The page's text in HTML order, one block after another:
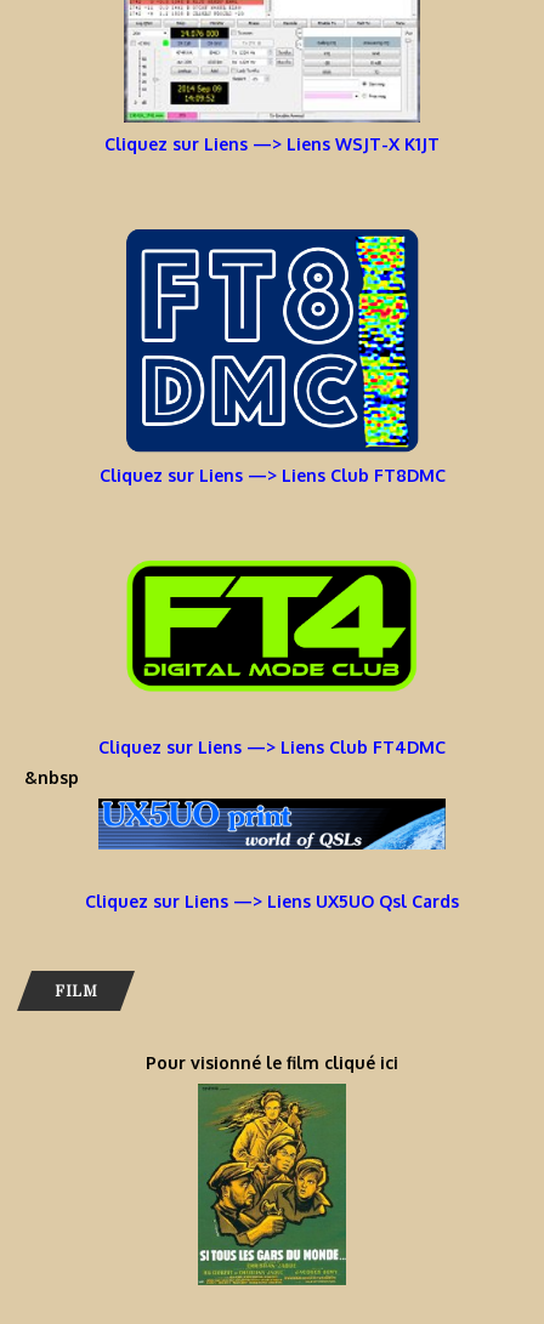
Cliquez sur Liens —> Liens WSJT-X K1JT
Cliquez sur Liens —> Liens Club FT8DMC
Cliquez sur Liens —> Liens Club FT4DMC
&nbsp
Cliquez sur Liens —> Liens UX5UO Qsl Cards
FILM
Pour visionné le film cliqué ici